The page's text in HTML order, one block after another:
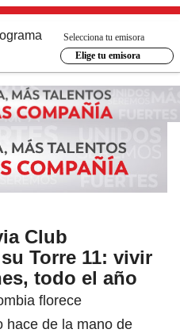
Selecciona tu emisora
Elige tu emisora
Club
Torre 11: vivir
todo el año
florece
hace de la mano de